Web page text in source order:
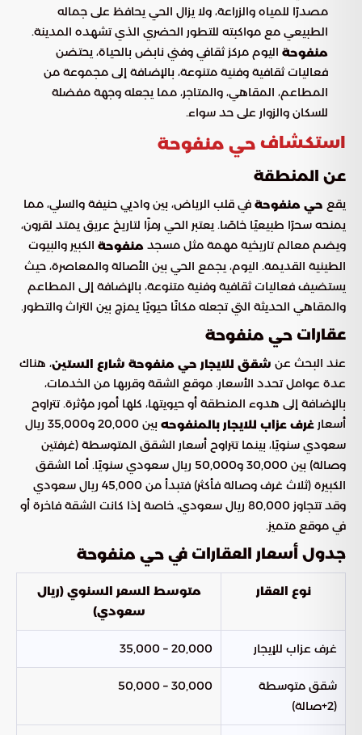
مصدرًا للمياه والزراعة، ولا يزال الحي يحافظ على جماله
الطبيعي مع مواكبته للتطور الحضري الذي تشهده المدينة.
منفوحة اليوم مركز ثقافي وفني نابض بالحياة، يحتضن
فعاليات ثقافية وفنية متنوعة، بالإضافة إلى مجموعة من
المطاعم، المقاهي، والمتاجر، مما يجعله وجهة مفضلة
للسكان والزوار على حد سواء.
استكشاف حي منفوحة
عن المنطقة
يقع حي منفوحة في قلب الرياض، بين واديي حنيفة والسلي، مما
يمنحه سحرًا طبيعيًا خاصًا. يعتبر الحي رمزًا لتاريخ عريق يمتد لقرون،
ويضم معالم تاريخية مهمة مثل مسجد منفوحة الكبير والبيوت
الطينية القديمة. اليوم، يجمع الحي بين الأصالة والمعاصرة، حيث
يستضيف فعاليات ثقافية وفنية متنوعة، بالإضافة إلى المطاعم
والمقاهي الحديثة التي تجعله مكانًا حيويًا يمزج بين التراث والتطور.
عقارات حي منفوحة
عند البحث عن شقق للايجار حي منفوحة شارع الستين، هناك
عدة عوامل تحدد الأسعار. موقع الشقة وقربها من الخدمات،
بالإضافة إلى هدوء المنطقة أو حيويتها، كلها أمور مؤثرة. تتراوح
أسعار غرف عزاب للايجار بالمنفوحه
بين 20,000 و35,000 ريال
سعودي سنويًا، بينما تتراوح أسعار الشقق المتوسطة (غرفتين
وصالة) بين 30,000 و50,000 ريال سعودي سنويًا. أما الشقق
الكبيرة (ثلاث غرف وصالة فأكثر) فتبدأ من 45,000 ريال سعودي
وقد تتجاوز 80,000 ريال سعودي، خاصة إذا كانت الشقة فاخرة أو
في موقع متميز.
جدول أسعار العقارات في حي منفوحة
نوع العقار
متوسط السعر السنوي (ريال
سعودي)
غرف عزاب للإيجار 20,000 – 35,000
شقق متوسطة
(2+صالة)
30,000 – 50,000